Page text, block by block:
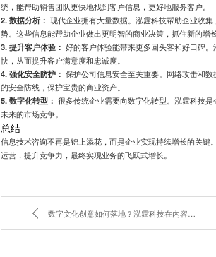
统，能帮助销售团队更快地找到客户信息，更好地服务客户。
2. 数据分析： 现代企业拥有大量数据。泓霆科技帮助企业收
势。这些信息能帮助企业做出更明智的商业决策，抓住新的增长
3. 提升客户体验： 好的客户体验能带来更多回头客和好口碑
快，从而提升客户满意度和忠诚度。
4. 强化安全防护： 保护公司信息安全至关重要。网络攻击和
的安全防线，保护宝贵的商业资产。
5. 数字化转型： 很多传统企业需要向数字化转型。泓霆科技
未来的市场竞争。
总结
信息技术咨询不再是锦上添花，而是企业实现持续增长的关
运营，提升竞争力，最终实现业务的飞跃式增长。
数字文化创意如何落地？泓霆科技在内容应用服务上的创新实践